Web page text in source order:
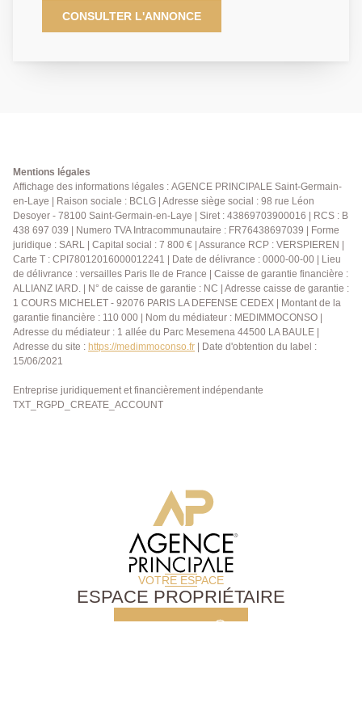
d'une résidence familiale ravalée cette année. Il
dispose de beaux volumes avec un grand balcon . A
CONSULTER L'ANNONCE
Mentions légales
Affichage des informations légales : AGENCE PRINCIPALE Saint-Germain-
en-Laye | Raison sociale : BCLG | Adresse siège social : 98 rue Léon
Desoyer - 78100 Saint-Germain-en-Laye | Siret : 43869703900016 | RCS : B
438 697 039 | Numero TVA Intracommunautaire : FR76438697039 | Forme
juridique : SARL | Capital social : 7 800 € | Assurance RCP : VERSPIEREN |
Carte T : CPI78012016000012241 | Date de délivrance : 0000-00-00 | Lieu
de délivrance : versailles Paris Ile de France | Caisse de garantie financière :
ALLIANZ IARD. | N° de caisse de garantie : NC | Adresse caisse de garantie :
1 COURS MICHELET - 92076 PARIS LA DEFENSE CEDEX | Montant de la
garantie financière : 110 000 | Nom du médiateur : MEDIMMOCONSO |
Adresse du médiateur : 1 allée du Parc Mesemena 44500 LA BAULE |
Adresse du site : https://medimmoconso.fr | Date d'obtention du label :
15/06/2021
Entreprise juridiquement et financièrement indépendante
TXT_RGPD_CREATE_ACCOUNT
VOTRE ESPACE
ESPACE PROPRIÉTAIRE